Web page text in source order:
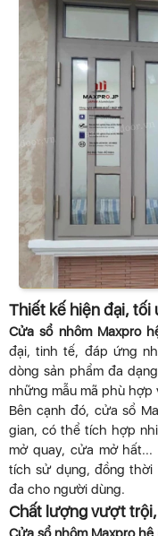
Thiết kế hiện đại, tối
Cửa sổ nhôm Maxpro
đại, tinh tế, đáp ứng
dòng sản phẩm đa
những mẫu mã phù hợp
Bên cạnh đó, cửa sổ
gian, có thể tích hợp
mở quay, cửa mở
tích sử dụng, đồng thời
đa cho người dùng.
Chất lượng vượt trội,